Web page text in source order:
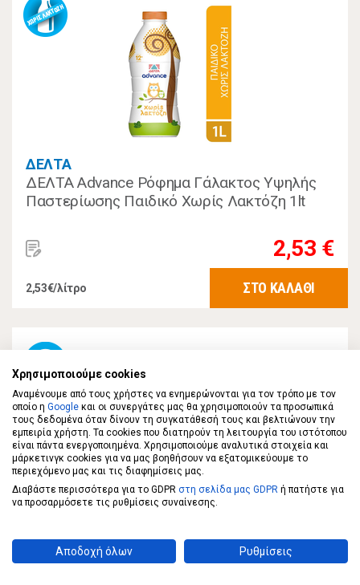
ΔΕΛΤΑ
ΔΕΛΤΑ Advance Ρόφημα Γάλακτος Υψηλής
Παστερίωσης Παιδικό Χωρίς Λακτόζη 1lt
2,53 €
2,53€/λίτρο ΣΤΟ ΚΑΛΑΘΙ
ΝΟΥΝΟΥ
Χρησιμοποιούμε cookies
Αναμένουμε από τους χρήστες να ενημερώνονται για τον τρόπο με τον
οποίο η Google και οι συνεργάτες μας θα χρησιμοποιούν τα προσωπικά
τους δεδομένα όταν δίνουν τη συγκατάθεσή τους και βελτιώνουν την
εμπειρία χρήστη. Τα cookies που διατηρούν τη λειτουργία του ιστότοπου
είναι πάντα ενεργοποιημένα. Χρησιμοποιούμε αναλυτικά στοιχεία και
μάρκετινγκ cookies για να μας βοηθήσουν να εξατομικεύουμε το
περιεχόμενο μας και τις διαφημίσεις μας.
Διαβάστε περισσότερα για το GDPR στη σελίδα μας GDPR ή πατήστε για
να προσαρμόσετε τις ρυθμίσεις συναίνεσης.
Αποδοχή όλων Ρυθμίσεις